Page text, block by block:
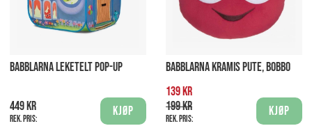
BABBLARNA LEKETELT POP-UP
449 kr
Rek. pris:
Kjøp
BABBLARNA KRAMIS PUTE, BOBBO
139 kr
199 kr
Rek. pris:
Kjøp